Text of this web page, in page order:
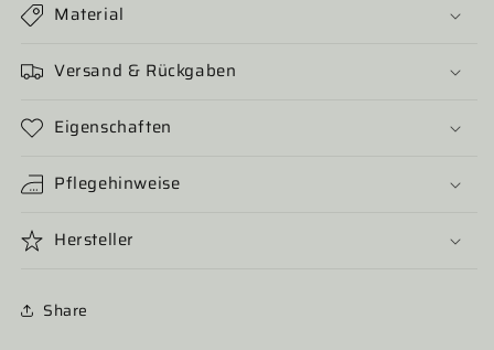
Material
Versand & Rückgaben
Eigenschaften
Pflegehinweise
Hersteller
Share